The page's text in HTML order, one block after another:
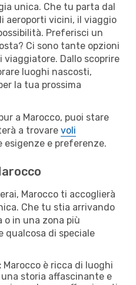
unica. Che tu parta dal
aeroporti vicini, il viaggio
Preferisci un
Ci sono tante opzioni
Dallo scoprire
luoghi nascosti,
la tua prossima
a Marocco, puoi stare
a trovare voli
esigenze e preferenze.
Marocco ti accoglierà
Che tu stia arrivando
in una zona più
qualcosa di speciale
Marocco è ricca di luoghi
storia affascinante e